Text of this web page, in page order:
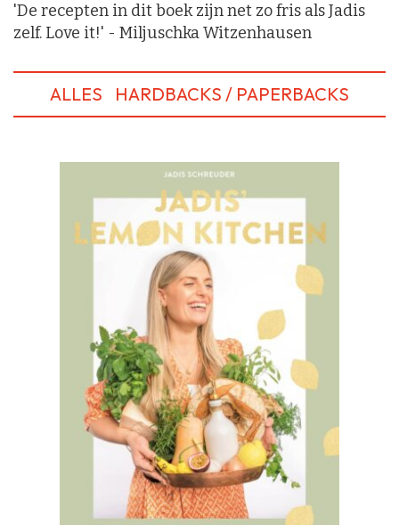
'De recepten in dit boek zijn net zo fris als Jadis
zelf. Love it!' - Miljuschka Witzenhausen
ALLES HARDBACKS / PAPERBACKS